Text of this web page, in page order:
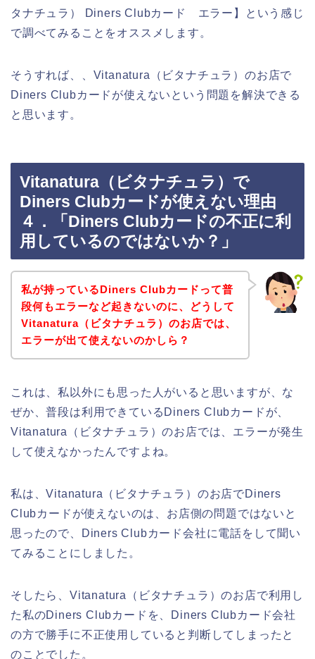
タナチュラ） Diners Clubカード エラー】という感じ
で調べてみることをオススメします。
そうすれば、、Vitanatura（ビタナチュラ）のお店で
Diners Clubカードが使えないという問題を解決できる
と思います。
Vitanatura（ビタナチュラ）で
Diners Clubカードが使えない理由
４．「Diners Clubカードの不正に利
用しているのではないか？」
私が持っているDiners Clubカードって普
段何もエラーなど起きないのに、どうして
Vitanatura（ビタナチュラ）のお店では、
エラーが出て使えないのかしら？
これは、私以外にも思った人がいると思いますが、な
ぜか、普段は利用できているDiners Clubカードが、
Vitanatura（ビタナチュラ）のお店では、エラーが発生
して使えなかったんですよね。
私は、Vitanatura（ビタナチュラ）のお店でDiners
Clubカードが使えないのは、お店側の問題ではないと
思ったので、Diners Clubカード会社に電話をして聞い
てみることにしました。
そしたら、Vitanatura（ビタナチュラ）のお店で利用し
た私のDiners Clubカードを、Diners Clubカード会社
の方で勝手に不正使用していると判断してしまったと
のことでした。